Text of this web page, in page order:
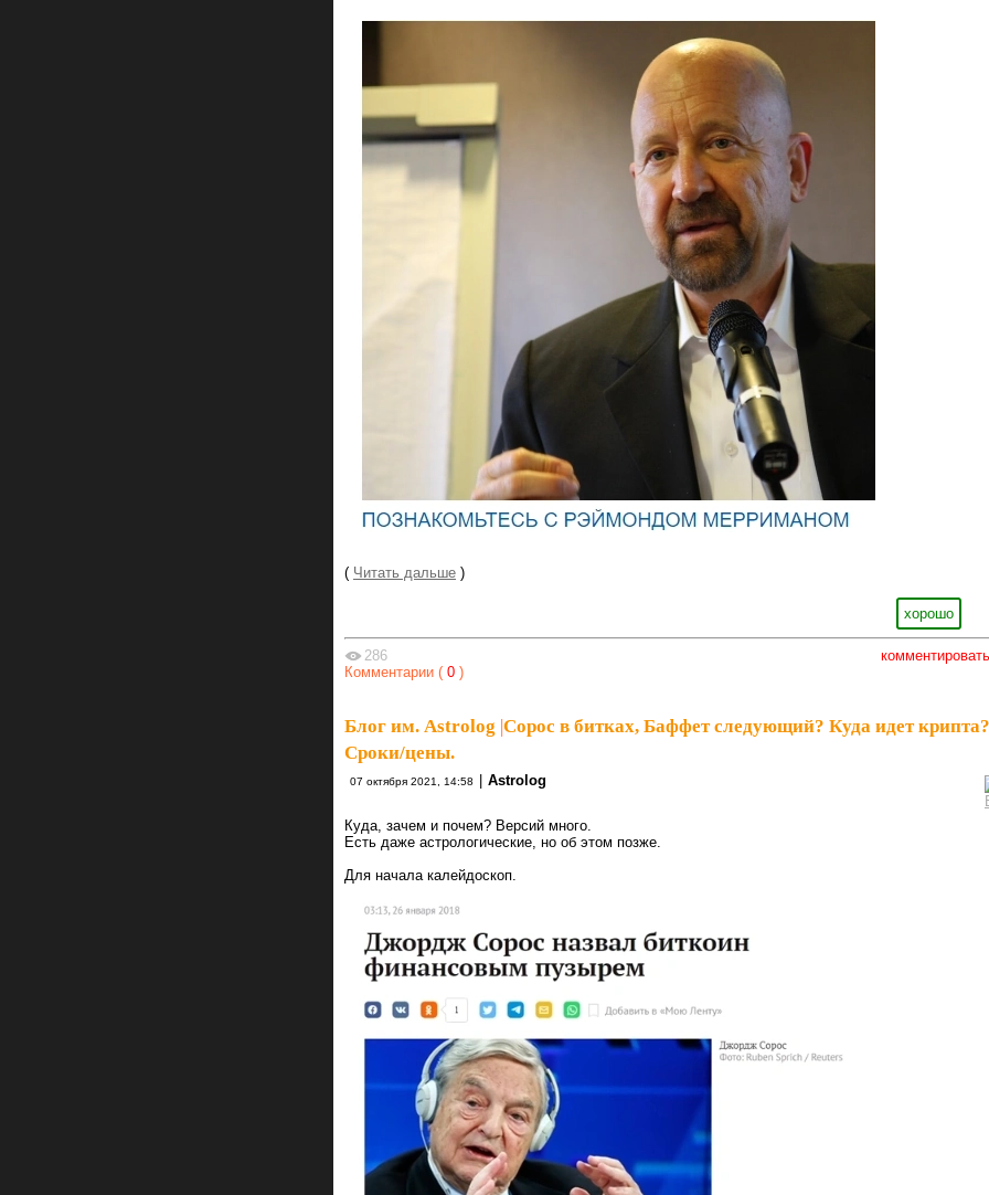
( Читать дальше )
хорошо
комментировать
286
Комментарии ( 0 )
Блог им. Astrolog |Сорос в битках, Баффет следующий? Куда идет крипта?
Сроки/цены.
07 октября 2021, 14:58 | Astrolog
Куда, зачем и почем? Версий много.
Есть даже астрологические, но об этом позже.
Для начала калейдоскоп.